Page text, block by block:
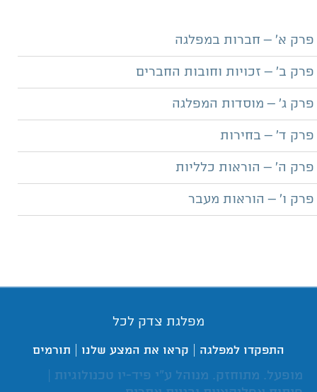
פרק א' – חברות במפלגה
פרק ב' – זכויות וחובות החברים
פרק ג' – מוסדות המפלגה
פרק ד' – בחירות
פרק ה' – הוראות כלליות
פרק ו' – הוראות מעבר
מפלגת צדק לכל
התפקדו למפלגה קראו את המצע שלנו תורמים
מופעל. מתוחזק. מנוהל ע"י פיד-יו טכנולוגיות |